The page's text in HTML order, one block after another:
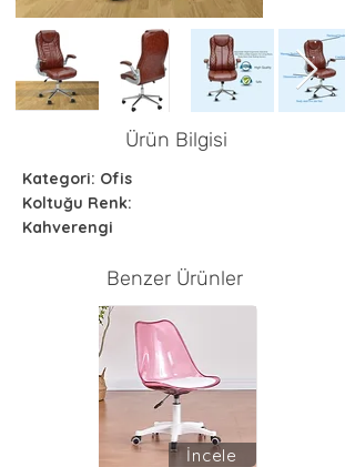
Ürün Bilgisi
Kategori: Ofis
Koltuğu Renk:
Kahverengi
Benzer Ürünler
İncele